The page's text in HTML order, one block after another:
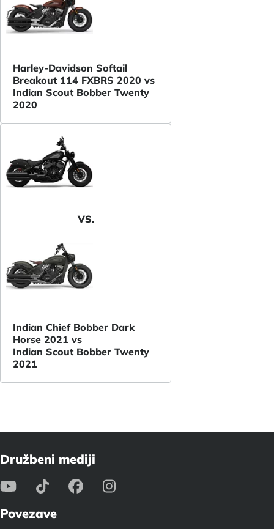
Harley-Davidson Softail
Breakout 114 FXBRS 2020 vs
Indian Scout Bobber Twenty
2020
VS.
Indian Chief Bobber Dark
Horse 2021 vs
Indian Scout Bobber Twenty
2021
Družbeni mediji
Povezave